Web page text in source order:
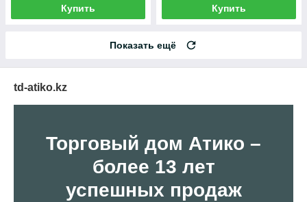
Купить Купить
Показать ещё
td-atiko.kz
Торговый дом Атико –
более 13 лет
успешных продаж